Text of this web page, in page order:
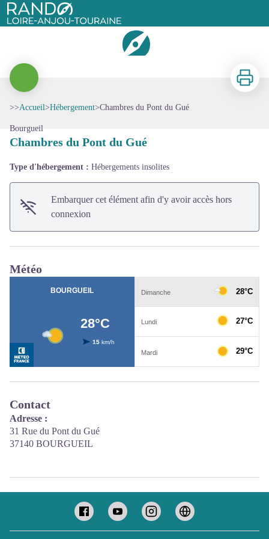
Rando Loire-Anjou-Touraine
Chambres du Pont du Gué
Voir l'image en plein écran
Imprimer
>>Accueil>Hébergement>Chambres du Pont du Gué
Bourgueil
Chambres du Pont du Gué
Type d'hébergement : Hébergements insolites
Embarquer cet élément afin d'y avoir accès hors
connexion
Météo
Contact
Adresse :
31 Rue du Pont du Gué
37140 BOURGUEIL